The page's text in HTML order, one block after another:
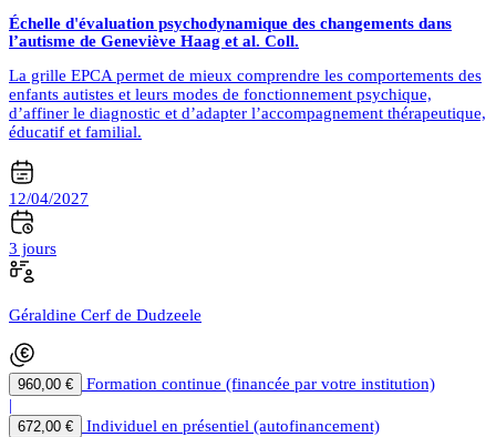
Échelle d'évaluation psychodynamique des changements dans
l’autisme de Geneviève Haag et al. Coll.
La grille EPCA permet de mieux comprendre les comportements des
enfants autistes et leurs modes de fonctionnement psychique,
d’affiner le diagnostic et d’adapter l’accompagnement thérapeutique,
éducatif et familial.
12/04/2027
3 jours
Géraldine Cerf de Dudzeele
960,00 €
Formation continue (financée par votre institution)
|
672,00 € Individuel en présentiel (autofinancement)